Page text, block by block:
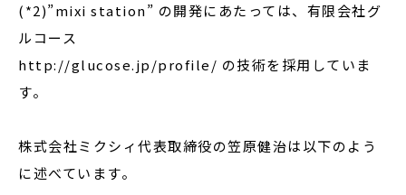
(*2)”mixi station” の開発にあたっては、有限会社グ
ルコース
http://glucose.jp/profile/ の技術を採用していま
す。
株式会社ミクシィ代表取締役の笠原健治は以下のよう
に述べています。